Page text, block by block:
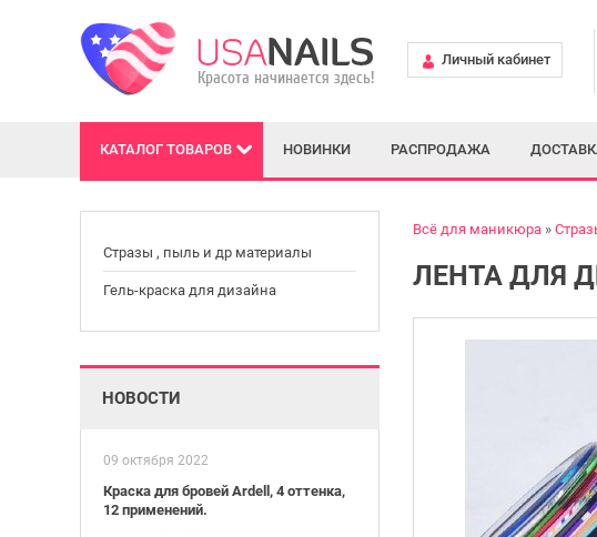
Личный кабинет
КАТАЛОГ ТОВАРОВ НОВИНКИ РАСПРОДАЖА
Стразы , пыль и др материалы
Гель-краска для дизайна
НОВОСТИ
09 октября 2022
Краска для бровей Ardell, 4 оттенка,
12 применений.
Всё для маникюра
ЛЕНТА ДЛЯ